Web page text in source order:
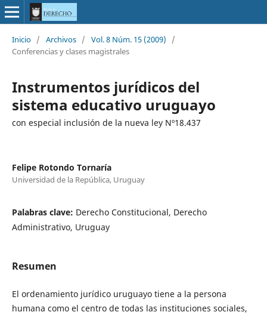
Inicio / Archivos / Vol. 8 Núm. 15 (2009)
/
Conferencias y clases magistrales
Instrumentos jurídicos del
sistema educativo uruguayo
con especial inclusión de la nueva ley Nº18.437
Felipe Rotondo Tornaría
Universidad de la República, Uruguay
Palabras clave: Derecho Constitucional, Derecho
Administrativo, Uruguay
Resumen
El ordenamiento jurídico uruguayo tiene a la persona
humana como el centro de todas las instituciones sociales,